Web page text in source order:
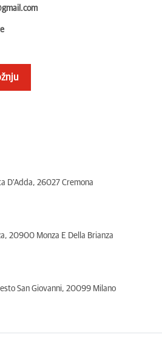
D'Adda, 26027 Cremona
20900 Monza E Della Brianza
San Giovanni, 20099 Milano